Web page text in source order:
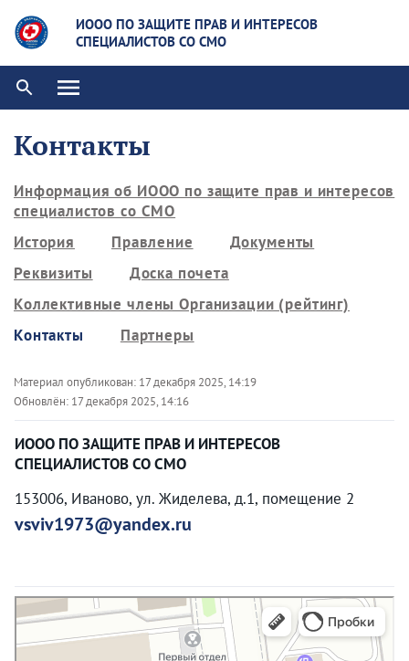
ИООО ПО ЗАЩИТЕ ПРАВ И ИНТЕРЕСОВ
СПЕЦИАЛИСТОВ СО СМО
Контакты
Информация об ИООО по защите прав и интересов
специалистов со СМО
История
Правление
Документы
Реквизиты
Доска почета
Коллективные члены Организации (рейтинг)
Контакты
Партнеры
Материал опубликован: 17 декабря 2025, 14:19
Обновлён: 17 декабря 2025, 14:16
ИООО ПО ЗАЩИТЕ ПРАВ И ИНТЕРЕСОВ
СПЕЦИАЛИСТОВ СО СМО
153006, Иваново, ул. Жиделева, д.1, помещение 2
vsviv1973@yandex.ru
Улица Жиделёва, 1 на карте Иванова — Яндекс Карты